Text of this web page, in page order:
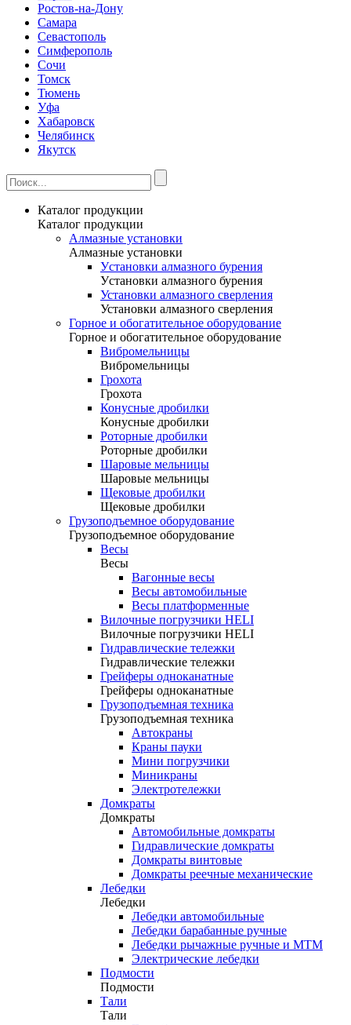
Ростов-на-Дону
Самара
Севастополь
Симферополь
Сочи
Томск
Тюмень
Уфа
Хабаровск
Челябинск
Якутск
Каталог продукции
Каталог продукции
Алмазные установки
Алмазные установки
Уcтановки алмазного бурения
Уcтановки алмазного бурения
Установки алмазного сверления
Установки алмазного сверления
Горное и обогатительное оборудование
Горное и обогатительное оборудование
Вибромельницы
Вибромельницы
Грохота
Грохота
Конусные дробилки
Конусные дробилки
Роторные дробилки
Роторные дробилки
Шаровые мельницы
Шаровые мельницы
Щековые дробилки
Щековые дробилки
Грузоподъемное оборудование
Грузоподъемное оборудование
Весы
Весы
Вагонные весы
Весы автомобильные
Весы платформенные
Вилочные погрузчики HELI
Вилочные погрузчики HELI
Гидравлические тележки
Гидравлические тележки
Грейферы одноканатные
Грейферы одноканатные
Грузоподъемная техника
Грузоподъемная техника
Автокраны
Краны пауки
Мини погрузчики
Миникраны
Электротележки
Домкраты
Домкраты
Автомобильные домкраты
Гидравлические домкраты
Домкраты винтовые
Домкраты реечные механические
Лебедки
Лебедки
Лебедки автомобильные
Лебедки барабанные ручные
Лебедки рычажные ручные и МТМ
Электрические лебедки
Подмости
Подмости
Тали
Тали